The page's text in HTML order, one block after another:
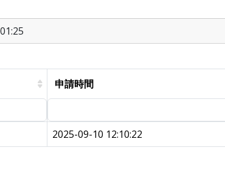
申請時間
2025-09-10 12:10:22